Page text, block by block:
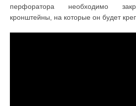
перфоратора необходимо
кронштейны, на которые он будет